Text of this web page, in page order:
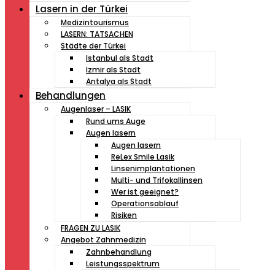
Lasern in der Türkei
Medizintourismus
LASERN: TATSACHEN
Städte der Türkei
Istanbul als Stadt
Izmir als Stadt
Antalya als Stadt
Behandlungen
Augenlaser – LASIK
Rund ums Auge
Augen lasern
Augen lasern
ReLex Smile Lasik
Linsenimplantationen
Multi- und Trifokallinsen
Wer ist geeignet?
Operationsablauf
Risiken
FRAGEN ZU LASIK
Angebot Zahnmedizin
Zahnbehandlung
Leistungsspektrum